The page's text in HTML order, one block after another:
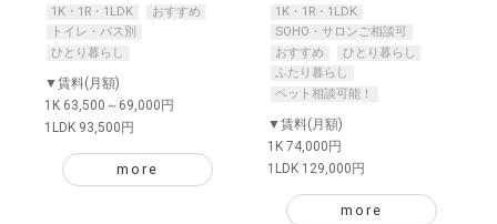
1K・1R・1LDK
おすすめ
トイレ・バス別
ひとり暮らし
▼賃料(月額)
1K 63,500～69,000円
1LDK 93,500円
more
1K・1R・1LDK
SOHO・サロンご相談可
おすすめ
ひとり暮らし
ふたり暮らし
ペット相談可能！
▼賃料(月額)
1K 74,000円
1LDK 129,000円
more